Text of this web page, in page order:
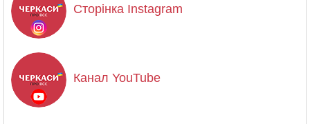
Сторінка Instagram
Канал YouTube